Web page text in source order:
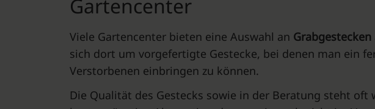
Gartencenter
Viele Gartencenter bieten eine Auswahl an Grabgestecken
sich dort um vorgefertigte Gestecke, bei denen man ein
Verstorbenen einbringen zu können.
Die Qualität des Gestecks sowie in der Beratung steht